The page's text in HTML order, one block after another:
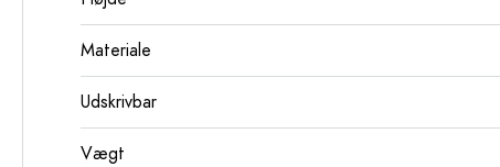
Materiale
Udskrivbar
Vægt